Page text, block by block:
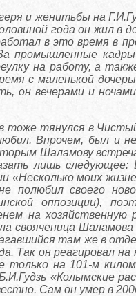
и женитьбы на
года он жил
в это время в
промышленные
на работу, а
с маленькой
он вечерами и
тянулся в
Впрочем, был
Шаламову
лишь
«Несколько моих
полюбил своего
оппозиции),
на хозяйственную
свояченица
там же в
Так он реагировал
на 101-м
«Колымские
Сам он умер в